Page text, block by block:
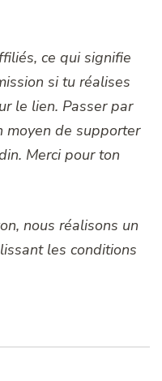
ce qui signifie
si tu réalises
le lien. Passer par
moyen de supporter
Merci pour ton
nous réalisons un
les conditions